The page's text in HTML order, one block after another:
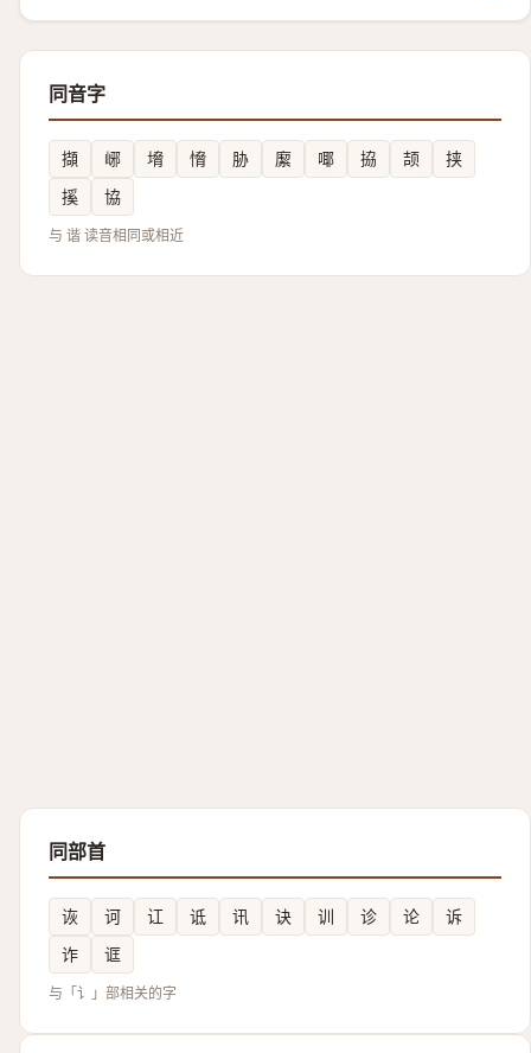
同音字
擷 峫 㙝 愶 胁 緳 㖿 拹 颉
挟
㨙
協
与 谐 读音相同或相近
同部首
诙 诃 讧 诋 讯 诀 训 诊 论
诉
诈
诓
与「讠」部相关的字